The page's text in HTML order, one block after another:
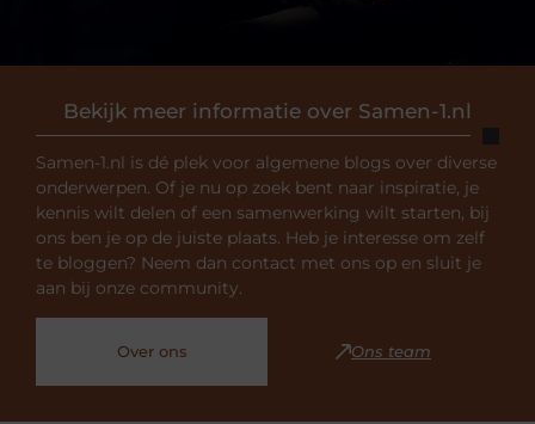
Bekijk meer informatie over Samen-1.nl
Samen-1.nl is dé plek voor algemene blogs over diverse
onderwerpen. Of je nu op zoek bent naar inspiratie, je
kennis wilt delen of een samenwerking wilt starten, bij
ons ben je op de juiste plaats. Heb je interesse om zelf
te bloggen? Neem dan contact met ons op en sluit je
aan bij onze community.
Over ons Ons team